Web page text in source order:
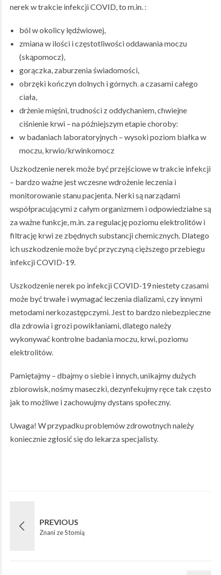
nerek w trakcie infekcji COVID, to m.in. :
ból w okolicy lędźwiowej,
zmiana w ilości i częstotliwości oddawania moczu
(skąpomocz),
gorączka, zaburzenia świadomości,
obrzęki kończyn dolnych i górnych,a czasami całego
ciała,
drżenie mięśni, trudności z oddychaniem, chwiejne
ciśnienie krwi – na późniejszym etapie choroby:
w badaniach laboratoryjnych – wysoki poziom białka w
moczu, krwio/krwinkomocz
Uszkodzenie nerek może być przejściowe w trakcie infekcji
– bardzo ważne jest wczesne wdrożenie leczenia i
monitorowanie stanu pacjenta. Nerki są narządami
współpracującymi z całym organizmem i odpowiedzialne są
za ważne funkcje, m.in. za regulację poziomu elektrolitów i
filtrację krwi ze zbędnych substancji chemicznych. Dlatego
ich uszkodzenie może być przyczyną cięższego przebiegu
infekcji COVID-19.
Uszkodzenie nerek po infekcji COVID-19 niestety czasami
może być trwałe i wymagać leczenia dializami, czy innymi
metodami nerkozastępczymi. Jest to bardzo niebezpieczne
dla zdrowia i grozi powikłaniami, dlatego należy
wykonywać kontrolne badania moczu, krwi, poziomu
elektrolitów.
Pamiętajmy – dbajmy o siebie i innych, unikajmy dużych
zbiorowisk, nośmy maseczki, dezynfekujmy ręce tak często
jak to możliwe i zachowujmy dystans społeczny.
Uwaga! W przypadku problemów zdrowotnych należy
koniecznie zgłosić się do lekarza specjalisty.
PREVIOUS
Znani ze Stomią